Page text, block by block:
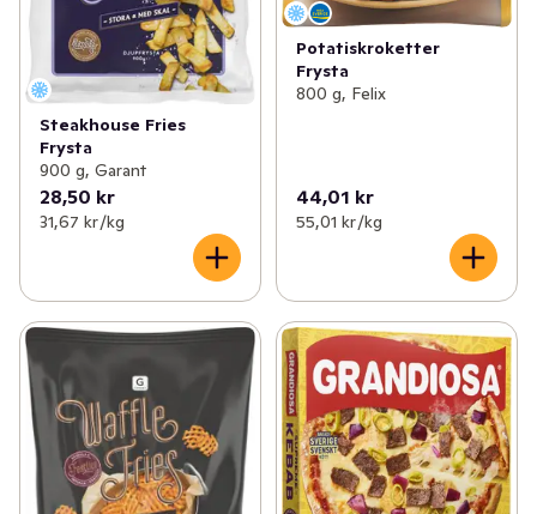
Steakhouse Fries
Frysta
900 g, Garant
28,50 kr
31,67 kr /kg
Potatiskroketter
Frysta
800 g, Felix
44,01 kr
55,01 kr /kg